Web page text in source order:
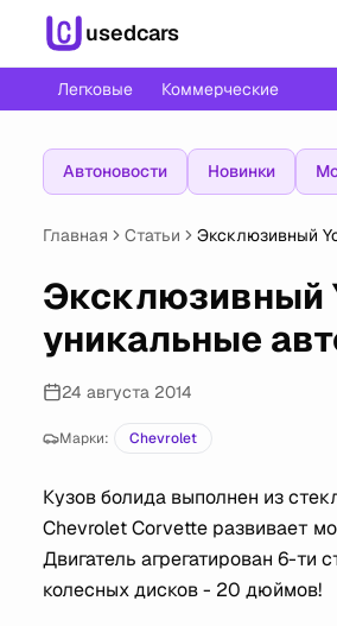
usedcars
Легковые Коммерческие
Автоновости Новинки
Главная Статьи
Эксклюзивный
уникальные
24 августа 2014
Марки: Chevrolet
Кузов болида выполнен из
Chevrolet Corvette развивает
Двигатель агрегатирован 6-ти
колесных дисков - 20 дюймов!